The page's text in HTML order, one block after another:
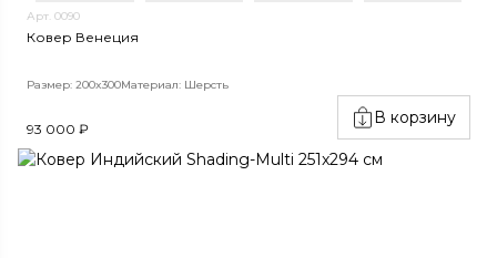
Арт. 0090
Ковер Венеция
Размер: 200x300Материал: Шерсть
93 000 ₽
В корзину